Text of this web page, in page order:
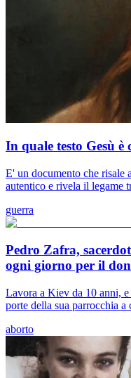
In quale testo Gesù
E' un documento che risale
autentico e rivela il legame
guerra
Pedro Zafra,
ogni giorno per il
Lavora a Kiev da 10 anni,
porte della sua parrocchia a
aborto